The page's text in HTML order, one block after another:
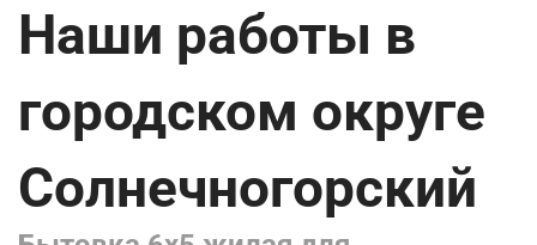
Наши работы в
городском округе
Солнечногорский